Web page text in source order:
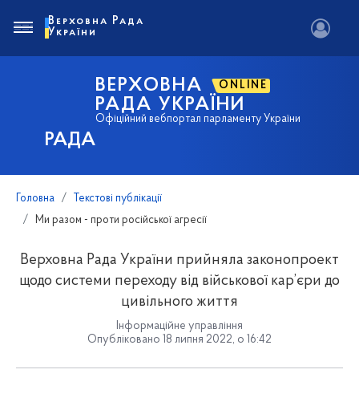
РАДА
ВЕРХОВНА ONLINE
РАДА УКРАЇНИ
Офіційний вебпортал парламенту України
Верховна Рада
України
Головна
Текстові публікації
Ми разом - проти російської агресії
Верховна Рада України прийняла законопроект
щодо системи переходу від військової кар’єри до
цивільного життя
Інформаційне управління
Опубліковано 18 липня 2022, о 16:42